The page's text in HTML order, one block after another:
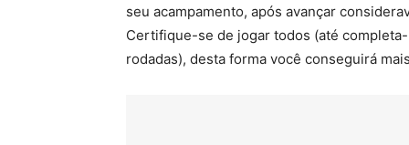
seu acampamento, após avançar
Certifique-se de jogar todos (até
rodadas), desta forma você conseguirá